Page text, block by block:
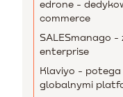
edrone -
commerce
SALESmanago
enterprise
Klaviyo - potega
globalnymi